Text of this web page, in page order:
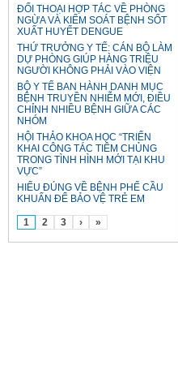
ĐỐI THOẠI HỢP TÁC VỀ PHÒNG
NGỪA VÀ KIỂM SOÁT BỆNH SỐT
XUẤT HUYẾT DENGUE
THỨ TRƯỞNG Y TẾ: CÁN BỘ LÀM
DỰ PHÒNG GIÚP HÀNG TRIỆU
NGƯỜI KHÔNG PHẢI VÀO VIỆN
BỘ Y TẾ BAN HÀNH DANH MỤC
BỆNH TRUYỀN NHIỄM MỚI, ĐIỀU
CHỈNH NHIỀU BỆNH GIỮA CÁC
NHÓM
HỘI THẢO KHOA HỌC “TRIỂN
KHAI CÔNG TÁC TIÊM CHỦNG
TRONG TÌNH HÌNH MỚI TẠI KHU
VỰC”
HIỂU ĐÚNG VỀ BỆNH PHẾ CẦU
KHUẨN ĐỂ BẢO VỆ TRẺ EM
1 2 3 › »